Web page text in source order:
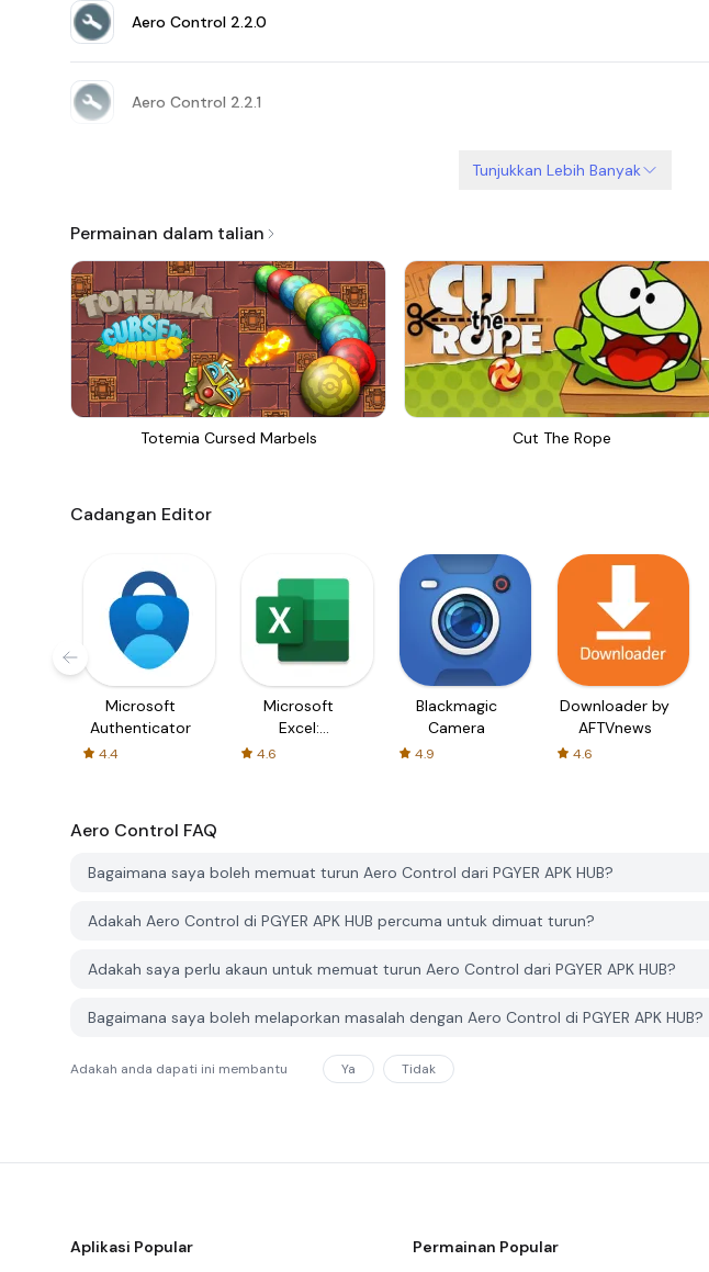
Aero Control 2.2.0
Aero Control 2.2.1
Tunjukkan Lebih Banyak
Permainan dalam talian
Totemia Cursed Marbels Cut The Rope
Cadangan Editor
Microsoft
Authenticator
4.4
Microsoft
Excel:
Spreadsheets
4.6
Blackmagic
Camera
4.9
Downloader by
AFTVnews
4.6
Aero Control FAQ
Bagaimana saya boleh memuat turun Aero Control dari PGYER APK HUB?
Adakah Aero Control di PGYER APK HUB percuma untuk dimuat turun?
Adakah saya perlu akaun untuk memuat turun Aero Control dari PGYER APK HUB?
Bagaimana saya boleh melaporkan masalah dengan Aero Control di PGYER APK HUB?
Adakah anda dapati ini membantu Ya Tidak
Aplikasi Popular Permainan Popular